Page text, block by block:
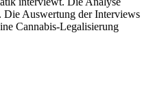
Die Auswertung der Interviews
Cannabis-Legalisierung